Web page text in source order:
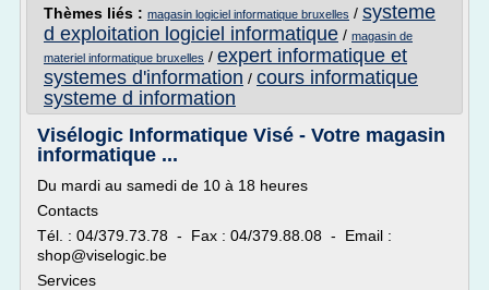
Thèmes liés : magasin logiciel informatique bruxelles / systeme
d exploitation logiciel informatique / magasin de
materiel informatique bruxelles / expert informatique et
systemes d'information / cours informatique
systeme d information
Visélogic Informatique Visé - Votre magasin
informatique ...
Du mardi au samedi de 10 à 18 heures
Contacts
Tél. : 04/379.73.78 - Fax : 04/379.88.08 - Email :
shop@viselogic.be
Services